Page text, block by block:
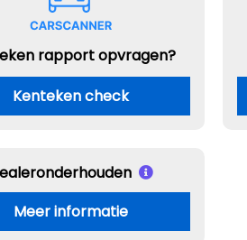
rapport opvragen?
Kenteken check
Meer informatie